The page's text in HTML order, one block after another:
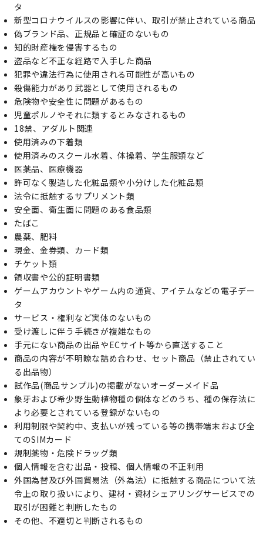
タ
新型コロナウイルスの影響に伴い、取引が禁止されている商品
偽ブランド品、正規品と確証のないもの
知的財産権を侵害するもの
盗品など不正な経路で入手した商品
犯罪や違法行為に使用される可能性が高いもの
殺傷能力があり武器として使用されるもの
危険物や安全性に問題があるもの
児童ポルノやそれに類するとみなされるもの
18禁、アダルト関連
使用済みの下着類
使用済みのスクール水着、体操着、学生服類など
医薬品、医療機器
許可なく製造した化粧品類や小分けした化粧品類
法令に抵触するサプリメント類
安全面、衛生面に問題のある食品類
たばこ
農薬、肥料
現金、金券類、カード類
チケット類
領収書や公的証明書類
ゲームアカウントやゲーム内の通貨、アイテムなどの電子デー
タ
サービス・権利など実体のないもの
受け渡しに伴う手続きが複雑なもの
手元にない商品の出品やECサイト等から直送すること
商品の内容が不明瞭な詰め合わせ、セット商品（禁止されてい
る出品物）
試作品(商品サンプル)の掲載がないオーダーメイド品
象牙および希少野生動植物種の個体などのうち、種の保存法に
より必要とされている登録がないもの
利用制限や契約中、支払いが残っている等の携帯端末および全
てのSIMカード
規制薬物・危険ドラッグ類
個人情報を含む出品・投稿、個人情報の不正利用
外国為替及び外国貿易法（外為法）に抵触する商品について法
令上の取り扱いにより、建材・資材シェアリングサービスでの
取引が困難と判断したもの
その他、不適切と判断されるもの